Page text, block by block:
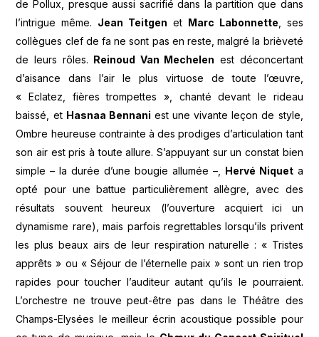
de Pollux, presque aussi sacrifié dans la partition que dans
l’intrigue même. Jean Teitgen et Marc Labonnette, ses
collègues clef de fa ne sont pas en reste, malgré la brièveté
de leurs rôles.
Reinoud Van Mechelen est déconcertant
d’aisance dans l’air le plus virtuose de toute l’œuvre,
« Eclatez, fières trompettes », chanté devant le rideau
baissé, et Hasnaa Bennani est une vivante leçon de style,
Ombre heureuse contrainte à des prodiges d’articulation tant
son air est pris à toute allure. S’appuyant sur un constat bien
simple – la durée d’une bougie allumée –, Hervé Niqueta
opté pour une battue particulièrement allègre, avec des
résultats souvent heureux (l’ouverture acquiert ici un
dynamisme rare), mais parfois regrettables lorsqu’ils privent
les plus beaux airs de leur respiration naturelle : « Tristes
apprêts » ou « Séjour de l’éternelle paix » sont un rien trop
rapides pour toucher l’auditeur autant qu’ils le pourraient.
L’orchestre ne trouve peut-être pas dans le Théâtre des
Champs-Elysées le meilleur écrin acoustique possible pour